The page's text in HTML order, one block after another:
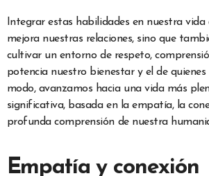
Integrar estas habilidades en nuestra vida
mejora nuestras relaciones, sino que
cultivar un entorno de respeto,
potencia nuestro bienestar y el de quienes
modo, avanzamos hacia una vida más
significativa, basada en la empatía, la
profunda comprensión de nuestra
Empatía y conexión